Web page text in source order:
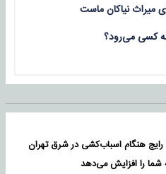
میراث نیاکان ماست
کسی می‌رود؟
رایج هنگام اسباب‌کشی در شرق تهران
شما را افزایش می‌دهد